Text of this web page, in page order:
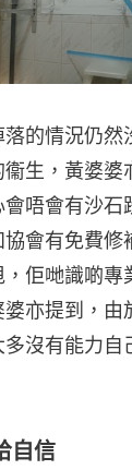
的情況仍
生，黃婆
唔會有沙
會有免費
佢哋識啲
亦提到，
沒有能力
自信